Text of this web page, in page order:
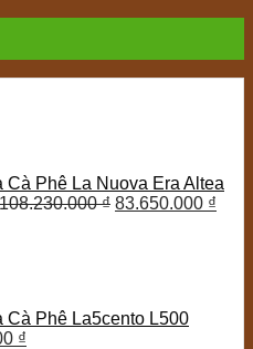
Cà Phê La Nuova Era Altea
108.230.000₫ 83.650.000 ₫
Cà Phê La5cento L500
₫